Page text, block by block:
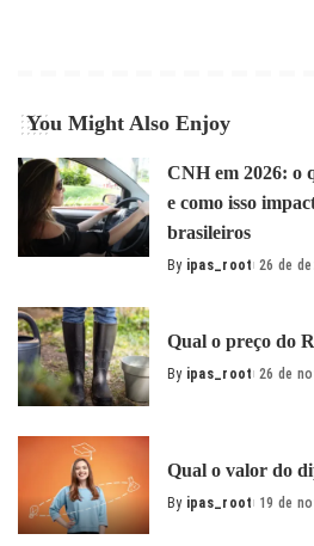
You Might Also Enjoy
CNH em 2026: o
e como isso
brasileiros
Posted
By ipas_root 26 de
Qual o preço do
Posted
By ipas_root 26 de
Qual o valor do
Posted
By ipas_root 19 de